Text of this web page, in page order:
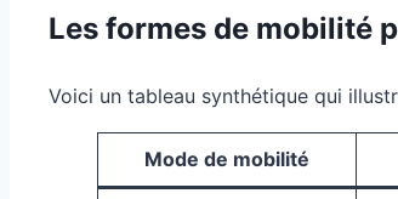
Les formes de mobilité
Voici un tableau synthétique qui
Mode de mobilité